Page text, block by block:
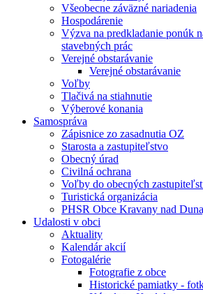
Všeobecne záväzné nariadenia
Hospodárenie
Výzva na predkladanie ponúk
stavebných prác
Verejné obstarávanie
Verejné obstarávanie
Voľby
Tlačivá na stiahnutie
Výberové konania
Samospráva
Zápisnice zo zasadnutia OZ
Starosta a zastupiteľstvo
Obecný úrad
Civilná ochrana
Voľby do obecných
Turistická organizácia
PHSR Obce Kravany nad
Udalosti v obci
Aktuality
Kalendár akcií
Fotogalérie
Fotografie z obce
Historické pamiatky -